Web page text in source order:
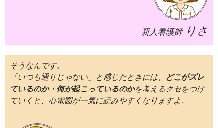
新人看護師 りさ
そうなんです。
「いつも通りじゃない」と感じたときには、
どこがズレ
ているのか・何が起こっているのかを考えるクセをつけ
ていくと、心電図が一気に読みやすくなりますよ。